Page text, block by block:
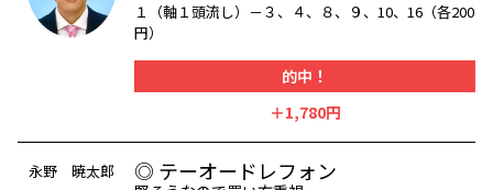
１（軸１頭流し）－３、４、８、９、10、16（各200
円）
的中！
＋1,780円
永野 暁太郎 ◎ テーオードレフォン